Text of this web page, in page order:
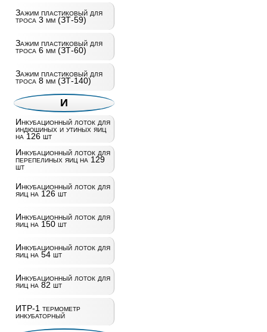
Зажим пластиковый для
троса 3 мм (ЗТ-59)
Зажим пластиковый для
троса 6 мм (ЗТ-60)
Зажим пластиковый для
троса 8 мм (ЗТ-140)
И
Инкубационный лоток для
индюшиных и утиных яиц
на 126 шт
Инкубационный лоток для
перепелиных яиц на 129
шт
Инкубационный лоток для
яиц на 126 шт
Инкубационный лоток для
яиц на 150 шт
Инкубационный лоток для
яиц на 54 шт
Инкубационный лоток для
яиц на 82 шт
ИТР-1 термометр
инкубаторный